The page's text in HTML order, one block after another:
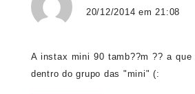
20/12/2014 em 21:08
A instax mini 90 tamb??m ?? a que
dentro do grupo das "mini" (: